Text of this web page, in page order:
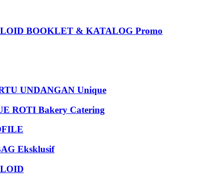
BOOKLET & KATALOG Promo
UNDANGAN Unique
ROTI Bakery Catering
Eksklusif